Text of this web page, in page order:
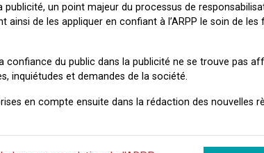
un point majeur du processus de
de les appliquer en confiant à l’ARPP le soin de les
du public dans la publicité ne se trouve pas
inquiétudes et demandes de la société.
en compte ensuite dans la rédaction des nouvelles